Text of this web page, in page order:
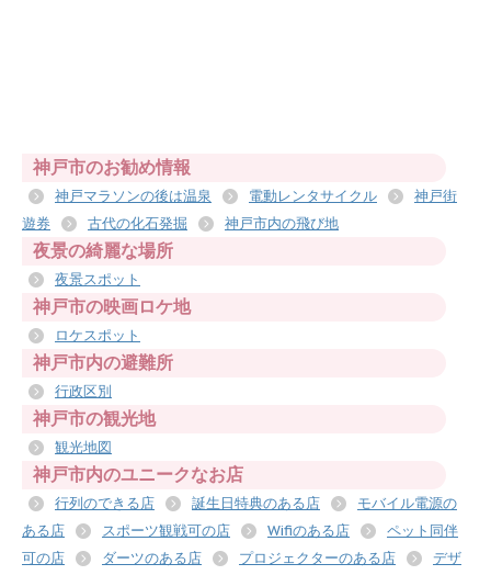
神戸市のお勧め情報
神戸マラソンの後は温泉 電動レンタサイクル
神戸街
遊券
古代の化石発掘 神戸市内の飛び地
夜景の綺麗な場所
夜景スポット
神戸市の映画ロケ地
ロケスポット
神戸市内の避難所
行政区別
神戸市の観光地
観光地図
神戸市内のユニークなお店
行列のできる店 誕生日特典のある店
モバイル電源の
ある店
スポーツ観戦可の店 Wifiのある店
ペット同伴
可の店
ダーツのある店 プロジェクターのある店
デザ